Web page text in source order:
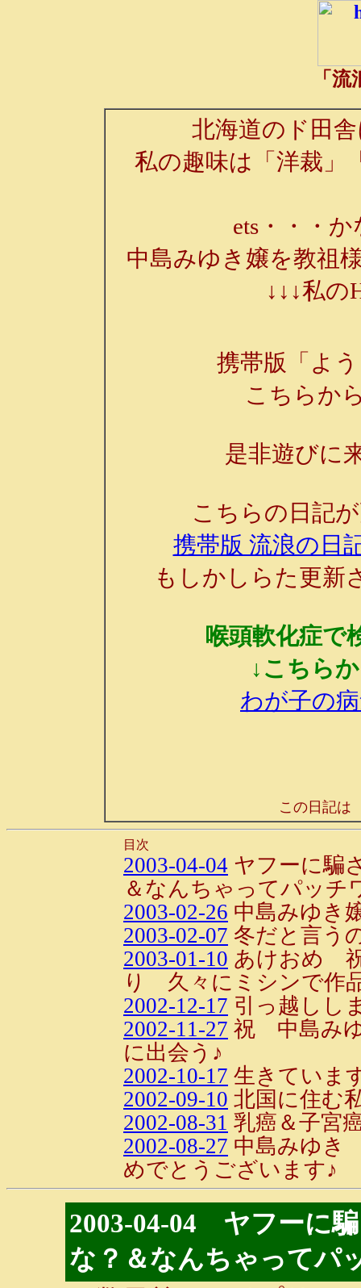
「
北海道のド田
私の趣味は「洋裁」
ets・・・
中島みゆき嬢を教祖
↓↓↓私の
携帯版「よ
こちらか
是非遊びに
こちらの日記
携帯版 流浪の日
もしかしらた更新
喉頭軟化症で
↓こちら
わが子の
この日記は
目次
2003-04-04 ヤフーに騙
＆なんちゃってパッチ
2003-02-26 中島みゆき
2003-02-07 冬だと言う
2003-01-10 あけおめ
り 久々にミシンで作
2002-12-17 引っ越しし
2002-11-27 祝 中島み
に出会う♪
2002-10-17 生きていま
2002-09-10 北国に住む
2002-08-31 乳癌＆子宮
2002-08-27 中島みゆき
めでとうございます♪
2003-04-04 ヤフーに
な？＆なんちゃってパ